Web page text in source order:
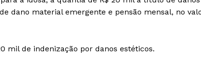
dano material emergente e pensão mensal, no
mil de indenização por danos estéticos.